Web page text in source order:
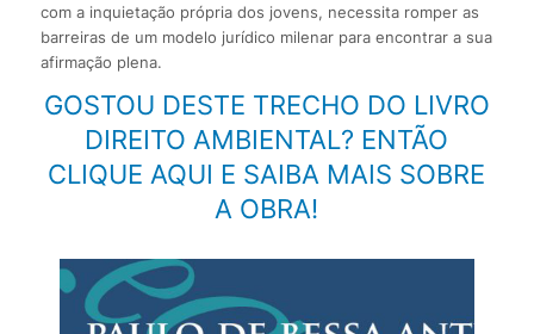
com a inquietação própria dos jovens, necessita romper as
barreiras de um modelo jurídico milenar para encontrar a sua
afirmação plena.
GOSTOU DESTE TRECHO DO LIVRO
DIREITO AMBIENTAL? ENTÃO
CLIQUE AQUI E SAIBA MAIS SOBRE
A OBRA!